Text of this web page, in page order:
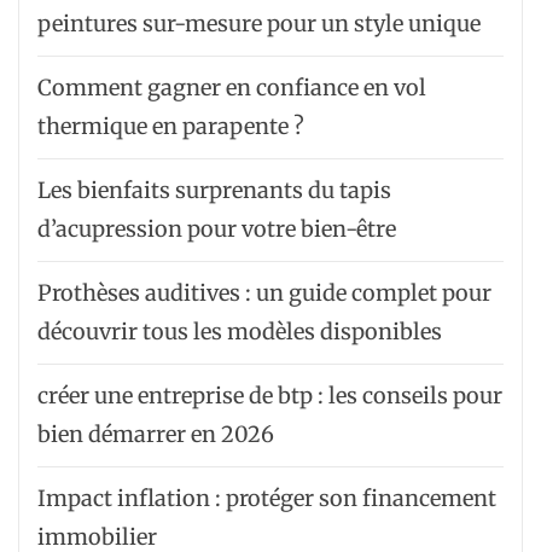
peintures sur-mesure pour un style unique
Comment gagner en confiance en vol
thermique en parapente ?
Les bienfaits surprenants du tapis
d’acupression pour votre bien-être
Prothèses auditives : un guide complet pour
découvrir tous les modèles disponibles
créer une entreprise de btp : les conseils pour
bien démarrer en 2026
Impact inflation : protéger son financement
immobilier